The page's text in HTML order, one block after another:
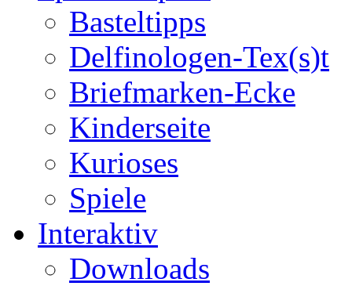
Basteltipps
Delfinologen-Tex(s)t
Briefmarken-Ecke
Kinderseite
Kurioses
Spiele
Interaktiv
Downloads